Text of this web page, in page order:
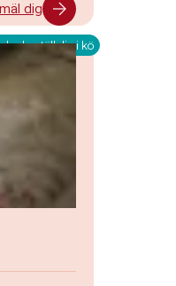
dig
- ställ dig i kö